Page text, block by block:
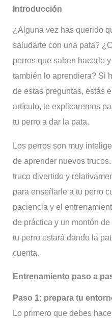
Introducción
¿Alguna vez has querido
saludarte con una pata?
perros que saben hacerlo
también lo aprendiera? Si
de estas preguntas, estás
artículo, te explicaremos
tu perro a dar la pata.
Los perros son muy
de aprender nuevos
truco divertido y
para enseñarle a tu perro
paciencia y el
de práctica y un montón
tu perro estará dando la
cuenta.
Entrenamiento paso a
Paso 1: prepara tu
Lo primero que debes